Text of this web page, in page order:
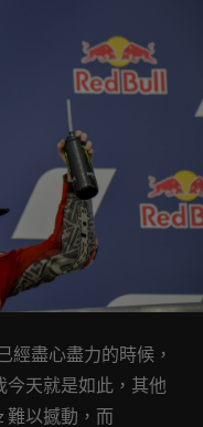
經盡心盡力的時候，
今天就是如此，其他
難以撼動，而